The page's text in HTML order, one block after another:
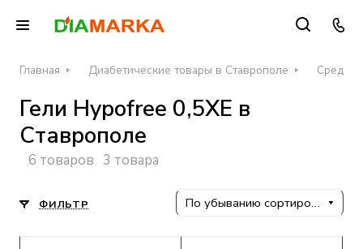
Главная Диабетические товары в Ставрополе
Гели Hypofree 0,5ХЕ в
Ставрополе
6 товаров 3 товара
ФИЛЬТР По убыванию сортировки